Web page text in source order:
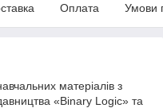
Оплата Умови
матеріалів з
«Binary Logic» та